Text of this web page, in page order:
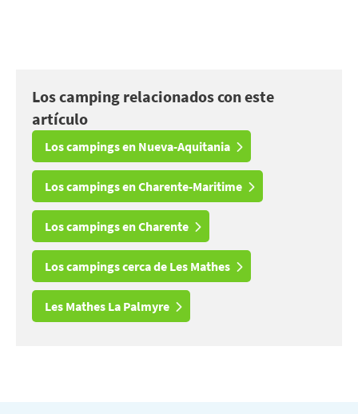
Los camping relacionados con este
artículo
Los campings en Nueva-Aquitania
Los campings en Charente-Maritime
Los campings en Charente
Los campings cerca de Les Mathes
Les Mathes La Palmyre